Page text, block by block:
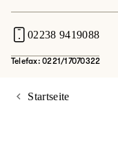
02238 9419088
Telefax: 0221/17070322
Startseite